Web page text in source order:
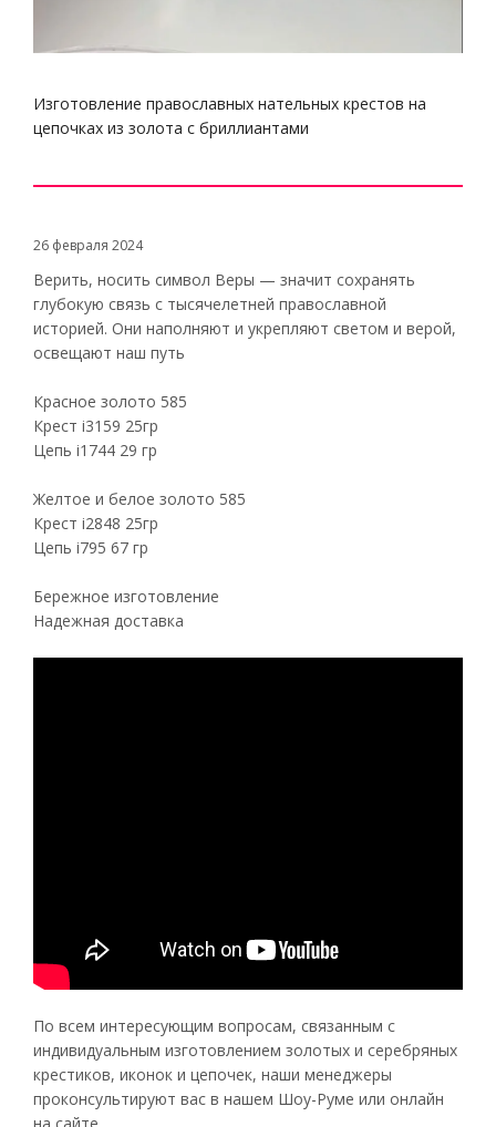
Изготовление православных нательных крестов на
цепочках из золота с бриллиантами
26 февраля 2024
Верить, носить символ Веры — значит сохранять
глубокую связь с тысячелетней православной
историей. Они наполняют и укрепляют светом и верой,
освещают наш путь
Красное золото 585
Крест i3159 25гр
Цепь i1744 29 гр
Желтое и белое золото 585
Крест i2848 25гр
Цепь i795 67 гр
Бережное изготовление
Надежная доставка
По всем интересующим вопросам, связанным с
индивидуальным изготовлением золотых и серебряных
крестиков, иконок и цепочек, наши менеджеры
проконсультируют вас в нашем Шоу-Руме или онлайн
на сайте.